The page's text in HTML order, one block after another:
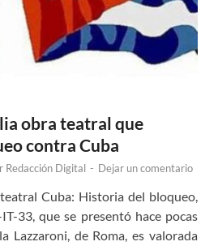
obra teatral que
contra Cuba
Redacción Digital - Dejar un comentario
Cuba: Historia del bloqueo,
33, que se presentó hace pocas
Lazzaroni, de Roma, es valorada